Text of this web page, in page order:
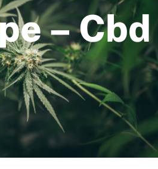
– Cbd